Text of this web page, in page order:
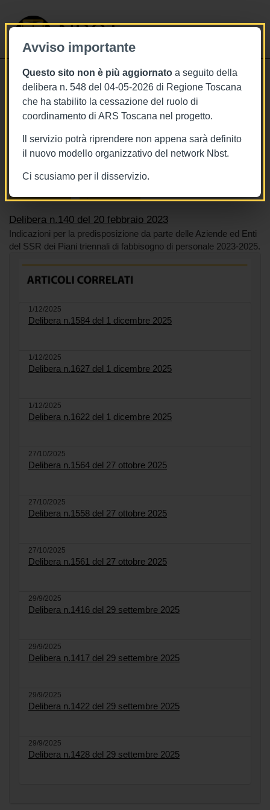
Avviso importante
Questo sito non è più aggiornato a seguito della
delibera n. 548 del 04-05-2026 di Regione Toscana
che ha stabilito la cessazione del ruolo di
coordinamento di ARS Toscana nel progetto.
Il servizio potrà riprendere non appena sarà definito
il nuovo modello organizzativo del network Nbst.
Ci scusiamo per il disservizio.
NBST
20/2/2023
Delibera n.140 del 20 febbraio 2023
Tags Toscana
BURT Bollettino della regione toscana
Sistema sanitario
Delibera n.140 del 20 febbraio 2023
Indicazioni per la predisposizione da parte delle Aziende ed Enti
del SSR dei Piani triennali di fabbisogno di personale 2023-2025.
1/12/2025
Delibera n.1584 del 1 dicembre 2025
1/12/2025
Delibera n.1627 del 1 dicembre 2025
1/12/2025
Delibera n.1622 del 1 dicembre 2025
27/10/2025
Delibera n.1564 del 27 ottobre 2025
27/10/2025
Delibera n.1558 del 27 ottobre 2025
27/10/2025
Delibera n.1561 del 27 ottobre 2025
29/9/2025
Delibera n.1416 del 29 settembre 2025
29/9/2025
Delibera n.1417 del 29 settembre 2025
29/9/2025
Delibera n.1422 del 29 settembre 2025
29/9/2025
Delibera n.1428 del 29 settembre 2025